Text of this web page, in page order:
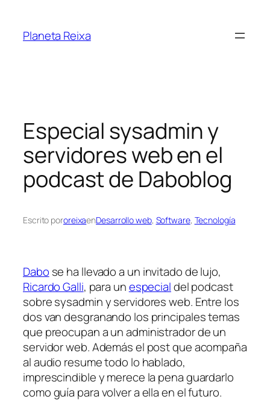
contenido
Planeta Reixa
Especial sysadmin y
servidores web en el
podcast de Daboblog
Escrito pororeixaenDesarrollo web, Software, Tecnología
Dabo se ha llevado a un invitado de lujo,
Ricardo Galli, para unespecialdel podcast
sobre sysadmin y servidores web. Entre los
dos van desgranando los principales temas
que preocupan a un administrador de un
servidor web. Además el post que acompaña
al audio resume todo lo hablado,
imprescindible y merece la pena guardarlo
como guía para volver a ella en el futuro.